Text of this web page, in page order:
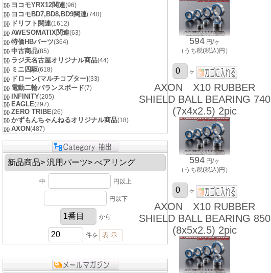
ヨコモYRX12関連(96)
ヨコモBD7,BD8,BD9関連(740)
ドリフト関連(1612)
AWESOMATIX関連(63)
特価HBパーツ(364)
中古商品(85)
ラジ天名古屋オリジナル商品(44)
ミニ四駆(618)
ドローン(マルチコプター)(33)
電動二輪バランスボード(7)
INFINITY(205)
EAGLE(297)
ZERO TRIBE(26)
かずもんちゃんねるオリジナル商品(18)
AXON(487)
中 円以上
円以下
から
件を
594 円/ヶ
（うち税(税込)円）
ヶ
AXON X10 RUBBER
SHIELD BALL BEARING 740
(7x4x2.5) 2pic
594 円/ヶ
（うち税(税込)円）
ヶ
AXON X10 RUBBER
SHIELD BALL BEARING 850
(8x5x2.5) 2pic